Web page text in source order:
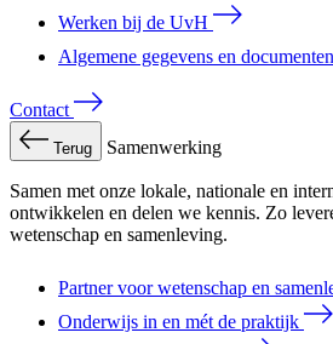
Werken bij de UvH
Algemene gegevens en documenten
Contact
Terug Samenwerking
Samen met onze lokale, nationale en
ontwikkelen en delen we kennis. Zo
wetenschap en samenleving.
Partner voor wetenschap en
Onderwijs in en mét de praktijk